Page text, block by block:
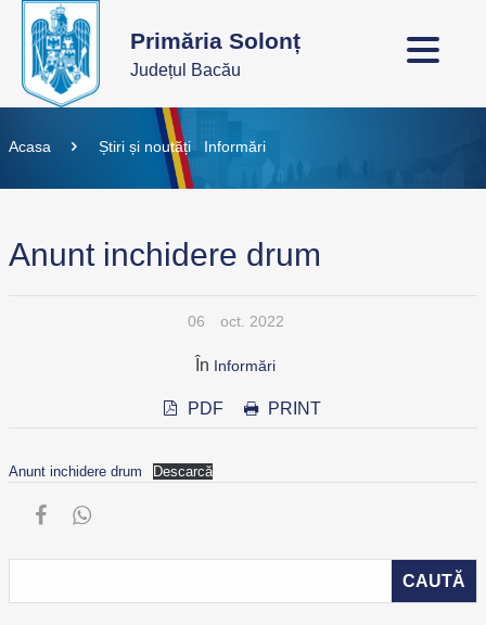
Primăria Solonț
Județul Bacău
Acasa Știri și noutăți Informări
Anunt inchidere drum
06 oct. 2022
În Informări
PDF PRINT
Anunt inchidere drum Descarcă